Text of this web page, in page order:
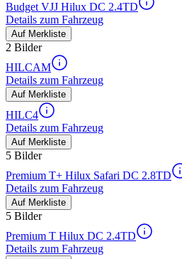
Budget VJJ Hilux DC 2.4TD
Details zum Fahrzeug
Auf Merkliste
2 Bilder
HILCAM
Details zum Fahrzeug
Auf Merkliste
HILC4
Details zum Fahrzeug
Auf Merkliste
5 Bilder
Premium T+ Hilux Safari DC 2.8TD
Details zum Fahrzeug
Auf Merkliste
5 Bilder
Premium T Hilux DC 2.4TD
Details zum Fahrzeug